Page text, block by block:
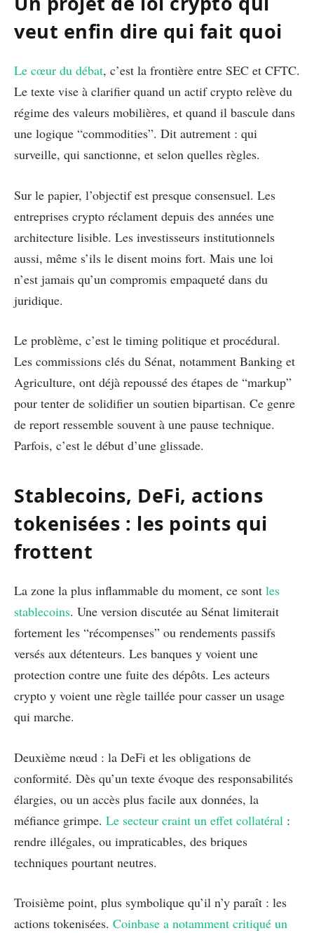
veut enfin dire qui fait quoi
Le cœur du débat, c’est la frontière entre SEC et CFTC.
Le texte vise à clarifier quand un actif crypto relève du
régime des valeurs mobilières, et quand il bascule dans
une logique “commodities”. Dit autrement : qui
surveille, qui sanctionne, et selon quelles règles.
Sur le papier, l’objectif est presque consensuel. Les
entreprises crypto réclament depuis des années une
architecture lisible. Les investisseurs institutionnels
aussi, même s’ils le disent moins fort. Mais une loi
n’est jamais qu’un compromis empaqueté dans du
juridique.
Le problème, c’est le timing politique et procédural.
Les commissions clés du Sénat, notamment Banking et
Agriculture, ont déjà repoussé des étapes de “markup”
pour tenter de solidifier un soutien bipartisan. Ce genre
de report ressemble souvent à une pause technique.
Parfois, c’est le début d’une glissade.
Stablecoins, DeFi, actions
tokenisées : les points qui
frottent
La zone la plus inflammable du moment, ce sont les
stablecoins. Une version discutée au Sénat limiterait
fortement les “récompenses” ou rendements passifs
versés aux détenteurs. Les banques y voient une
protection contre une fuite des dépôts. Les acteurs
crypto y voient une règle taillée pour casser un usage
qui marche.
Deuxième nœud : la DeFi et les obligations de
conformité. Dès qu’un texte évoque des responsabilités
élargies, ou un accès plus facile aux données, la
méfiance grimpe. Le secteur craint un effet collatéral :
rendre illégales, ou impraticables, des briques
techniques pourtant neutres.
Troisième point, plus symbolique qu’il n’y paraît : les
actions tokenisées. Coinbase a notamment critiqué un